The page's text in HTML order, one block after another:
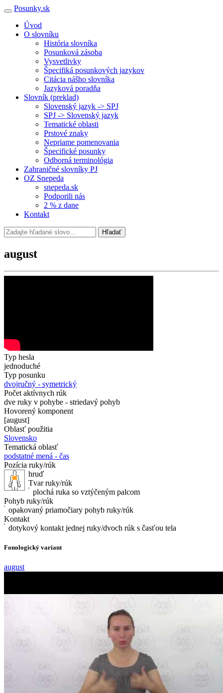
Posunky.sk
Úvod
O slovníku
História slovníka
Posunková zásoba
Vysvetlivky
Špecifiká posunkových jazykov
Citácia nášho slovníka
Jazyková poradňa
Slovník (preklad)
Slovenský jazyk -> SPJ
SPJ -> Slovenský jazyk
Tematické oblasti
Prstové znaky
Nepriame pomenovania
Špecifické posunky
Odborná terminológia
Zahraničné slovníky PJ
OZ Snepeda
snepeda.sk
Podporili nás
2 % z dane
Kontakt
Hľadať
august
Typ hesla
jednoduché
Typ posunku
dvojručný - symetrický
Počet aktívnych rúk
dve ruky v pohybe - striedavý pohyb
Hovorený komponent
[august]
Oblasť použitia
Slovensko
Tematická oblasť
podstatné mená - čas
Pozícia ruky/rúk
hruď
Tvar ruky/rúk
plochá ruka so vztýčeným palcom
Pohyb ruky/rúk
opakovaný priamočiary pohyb ruky/rúk
Kontakt
dotykový kontakt jednej ruky/dvoch rúk s časťou tela
Fonologický variant
august